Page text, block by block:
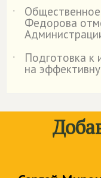
˙
Общественное
Федорова
˙
Подготовка к
на